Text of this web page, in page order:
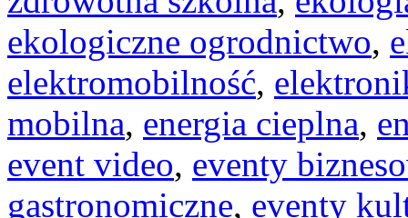
ekologiczne ogrodnictwo,
elektromobilność,
mobilna, energia cieplna,
event video, eventy
gastronomiczne, eventy